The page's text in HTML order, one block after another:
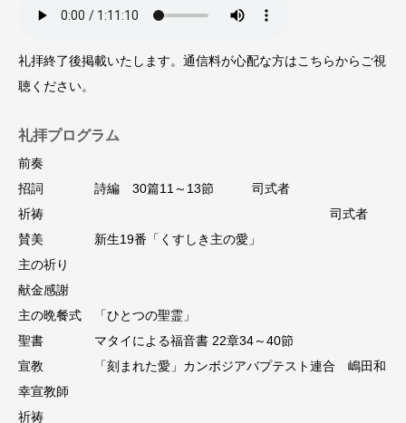
礼拝終了後掲載いたします。通信料が心配な方はこちらからご視
聴ください。
礼拝プログラム
前奏
招詞 詩編 30篇11～13節 司式者
祈祷 司式者
賛美 新生19番「くすしき主の愛」
主の祈り
献金感謝
主の晩餐式 「ひとつの聖霊」
聖書 マタイによる福音書 22章34～40節
宣教 「刻まれた愛」カンボジアバプテスト連合 嶋田和
幸宣教師
祈祷